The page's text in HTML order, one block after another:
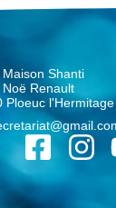
Maison Shanti
Noë Renault
Ploeuc l'Hermitage